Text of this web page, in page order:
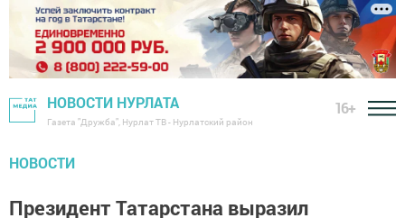
НОВОСТИ НУРЛАТА
Газета "Дружба", Нурлат ТВ - Нурлатский район
16+
НОВОСТИ
Президент Татарстана выразил